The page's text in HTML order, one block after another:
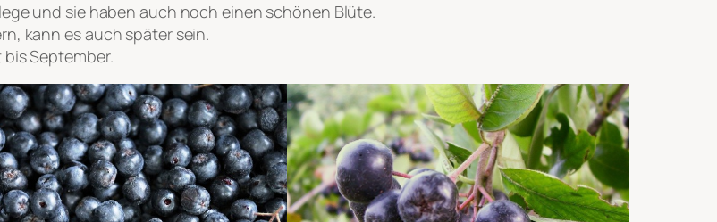
und sie haben auch noch einen schönen Blüte.
kann es auch später sein.
September.